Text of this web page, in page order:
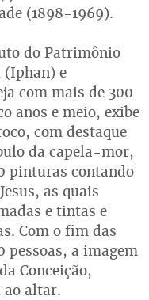
(1898-1969).
do Patrimônio
e
com mais de 300
anos e meio, exibe
com destaque
da capela-mor,
pinturas contando
as quais
e tintas e
Com o fim das
a imagem
Conceição,
ao altar.